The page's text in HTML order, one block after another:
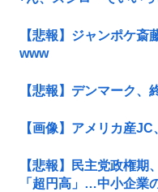
【悲報】ジャンポケ
www
【悲報】デンマーク、
【画像】アメリカ産
【悲報】民主党政権
「超円高」…中小企業